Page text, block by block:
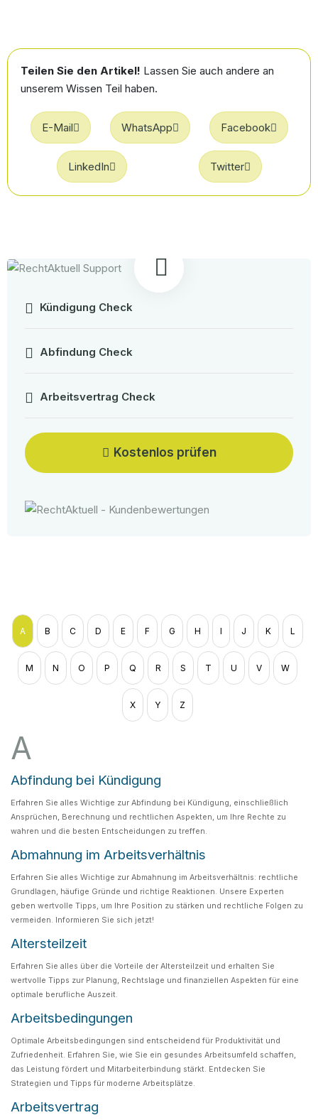
Teilen Sie den Artikel! Lassen Sie auch andere an
unserem Wissen Teil haben.
E-Mail WhatsApp Facebook
LinkedIn Twitter
Kündigung Check
Abfindung Check
Arbeitsvertrag Check
Kostenlos prüfen
A B C D E F G H I J K L
M N O P Q R S T U V W
X Y Z
A
Abfindung bei Kündigung
Erfahren Sie alles Wichtige zur Abfindung bei Kündigung, einschließlich
Ansprüchen, Berechnung und rechtlichen Aspekten, um Ihre Rechte zu
wahren und die besten Entscheidungen zu treffen.
Abmahnung im Arbeitsverhältnis
Erfahren Sie alles Wichtige zur Abmahnung im Arbeitsverhältnis: rechtliche
Grundlagen, häufige Gründe und richtige Reaktionen. Unsere Experten
geben wertvolle Tipps, um Ihre Position zu stärken und rechtliche Folgen zu
vermeiden. Informieren Sie sich jetzt!
Altersteilzeit
Erfahren Sie alles über die Vorteile der Altersteilzeit und erhalten Sie
wertvolle Tipps zur Planung, Rechtslage und finanziellen Aspekten für eine
optimale berufliche Auszeit.
Arbeitsbedingungen
Optimale Arbeitsbedingungen sind entscheidend für Produktivität und
Zufriedenheit. Erfahren Sie, wie Sie ein gesundes Arbeitsumfeld schaffen,
das Leistung fördert und Mitarbeiterbindung stärkt. Entdecken Sie
Strategien und Tipps für moderne Arbeitsplätze.
Arbeitsvertrag